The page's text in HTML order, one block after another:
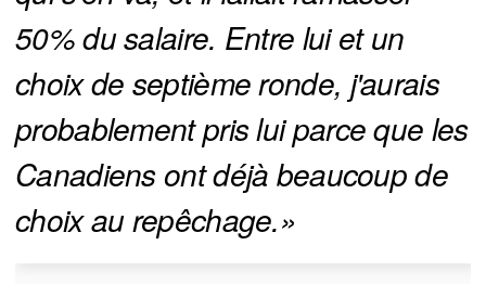
50% du salaire. Entre lui et un
choix de septième ronde, j'aurais
probablement pris lui parce que les
Canadiens ont déjà beaucoup de
choix au repêchage.»